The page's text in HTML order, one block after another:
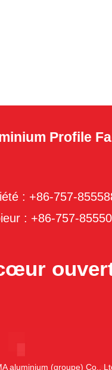
Profile
: +86-757-
: +86-757-
aluminium (groupe) Co.,